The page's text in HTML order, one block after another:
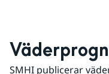
SMHI publicerar